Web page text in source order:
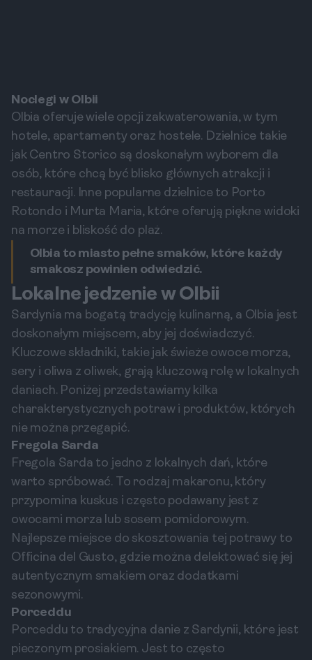
Noclegi w Olbii
Olbia oferuje wiele opcji zakwaterowania, w tym
hotele, apartamenty oraz hostele. Dzielnice takie
jak Centro Storico są doskonałym wyborem dla
osób, które chcą być blisko głównych atrakcji i
restauracji. Inne popularne dzielnice to Porto
Rotondo i Murta Maria, które oferują piękne widoki
na morze i bliskość do plaż.
Olbia to miasto pełne smaków, które każdy
smakosz powinien odwiedzić.
Lokalne jedzenie w Olbii
Sardynia ma bogatą tradycję kulinarną, a Olbia jest
doskonałym miejscem, aby jej doświadczyć.
Kluczowe składniki, takie jak świeże owoce morza,
sery i oliwa z oliwek, grają kluczową rolę w lokalnych
daniach. Poniżej przedstawiamy kilka
charakterystycznych potraw i produktów, których
nie można przegapić.
Fregola Sarda
Fregola Sarda to jedno z lokalnych dań, które
warto spróbować. To rodzaj makaronu, który
przypomina kuskus i często podawany jest z
owocami morza lub sosem pomidorowym.
Najlepsze miejsce do skosztowania tej potrawy to
Officina del Gusto, gdzie można delektować się jej
autentycznym smakiem oraz dodatkami
sezonowymi.
Porceddu
Porceddu to tradycyjna danie z Sardynii, które jest
pieczonym prosiakiem. Jest to często